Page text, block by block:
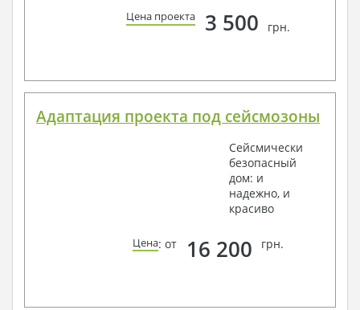
Цена проекта 3 500 грн.
Адаптация проекта под сейсмозоны
Сейсмически
безопасный
дом: и
надежно, и
красиво
Цена: от 16 200 грн.